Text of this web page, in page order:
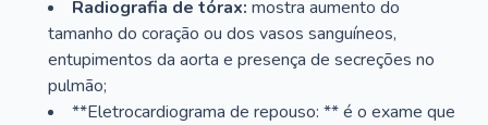
Radiografia de tórax: mostra aumento do
tamanho do coração ou dos vasos sanguíneos,
entupimentos da aorta e presença de secreções no
pulmão;
**Eletrocardiograma de repouso: ** é o exame que